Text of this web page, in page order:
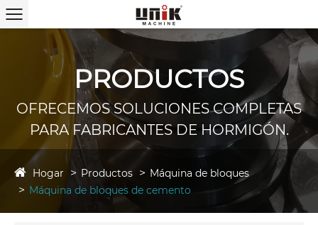
PRODUCTOS
OFRECEMOS SOLUCIONES COMPLETAS
PARA FABRICANTES DE HORMIGÓN.
Hogar Productos
Máquina de bloques
Máquina de bloques de cemento